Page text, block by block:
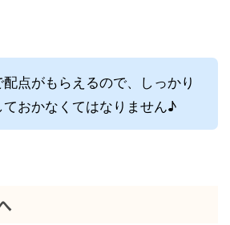
点がもらえるので、しっかり
ておかなくてはなりません♪